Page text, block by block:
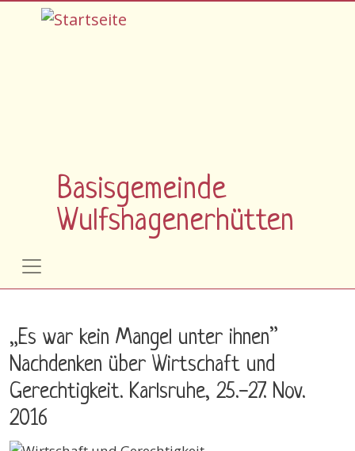
Direkt zum Inhalt
Basisgemeinde
Wulfshagenerhütten
„Es war kein Mangel unter ihnen”
Nachdenken über Wirtschaft und
Gerechtigkeit. Karlsruhe, 25.-27. Nov.
2016